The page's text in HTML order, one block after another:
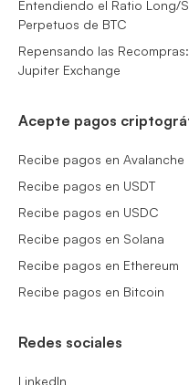
Entendiendo el Ratio Long/
Perpetuos de BTC
Repensando las
Jupiter Exchange
Acepte pagos
Recibe pagos en Avalanche
Recibe pagos en USDT
Recibe pagos en USDC
Recibe pagos en Solana
Recibe pagos en Ethereum
Recibe pagos en Bitcoin
Redes sociales
LinkedIn